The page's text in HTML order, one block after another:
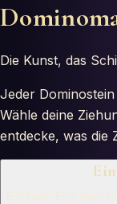
Mancie
Astrologie
Numérologie
Horoscopes
Die Kunst, das
Jeder
Wähle deine
entdecke, was die